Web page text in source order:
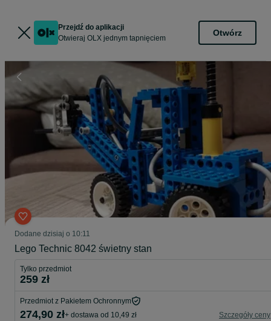
Przejdź do aplikacji
Otwieraj OLX jednym tapnięciem
Otwórz
Dodane dzisiaj o 10:11
Lego Technic 8042 świetny stan
Tylko przedmiot
259 zł
Przedmiot z Pakietem Ochronnym
274,90 zł+ dostawa od 10,49 zł Szczegóły ceny